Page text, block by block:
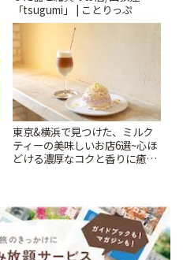
「tsugumi」 | ことりっぷ
東京&横浜で見つけた、ミルク
ティーの美味しいお店6選~心ほ
どける濃厚なコクと香りに癒や